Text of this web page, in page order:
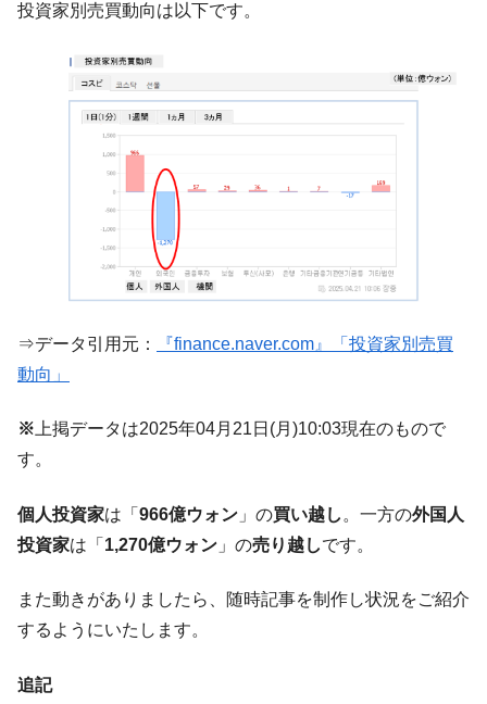
ル。外平債の発行「19.4億ドル」
ーにウソのデータを入力したのは明白だ」
『Money1』
韓国･李在明さっそく不動産対策で浅薄な発
『Money1』
韓国は「中国と同じく」投資に不適格な国
『Money1』
『韓国銀行』が「金の保有量を増やしま
す」⇒「金を経由するドル入手」手段ではないのか？
韓国･外為取引量「1日当たり1,214.4億ド
『Money1』
韓国･帰ってきた李在明。李在明を支持しな
い「50.5％」に上昇
た ⇒ 国家が行った恐るべき株価操作であり、空前の国政壟
断
動」
『Money1』
中国だけが鉄鋼輸出を異常増加させる ⇒ 中
『Money1』
韓国製造業「半導体絶好調」のウラで他業
種は全般的「不調」⇒ PSIが示す現況は決して良くない。
ン』1人当たり賠償10万ウォンを認定 ⇒ 総額3兆7,000億
投資家別売買動向は以下です。
⇒データ引用元：
『finance.naver.com』「投資家別売買
動向」
※上掲データは2025年04月21日(月)10:03現在のもので
す。
個人投資家は「 966億ウォン 」の買い越し 。一方の外国人
投資家は「 1,270億ウォン 」の売り越しです。
また動きがありましたら、随時記事を制作し状況をご紹介
するようにいたします。
追記